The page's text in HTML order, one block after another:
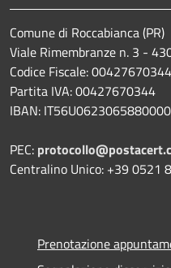
Comune di Roccabianca (PR)
Viale Rimembranze n. 3 -
Codice Fiscale: 00427670344
Partita IVA: 00427670344
IBAN:
PEC:
Centralino Unico: +39 0521
Prenotazione